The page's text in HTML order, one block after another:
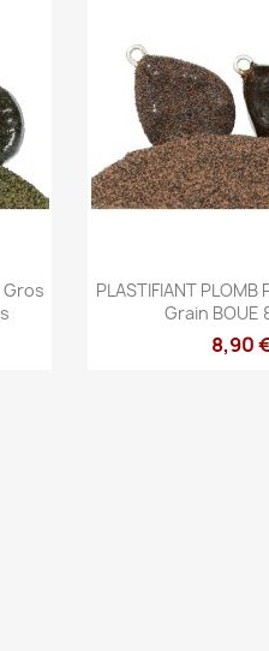
Gros
Aperçu
PLASTIFIANT PLOMB
Grain BOUE
8,90